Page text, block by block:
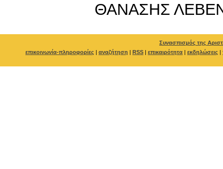
ΘΑΝΑΣΗΣ
Συνασπισμός της
επικοινωνία-πληροφορίες | αναζήτηση | RSS | επικαιρότητα | εκδηλώσεις |